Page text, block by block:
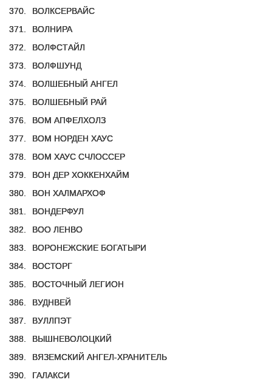
370.
ВОЛКСЕРВАЙС
371.
ВОЛНИРА
372.
ВОЛФСТАЙЛ
373.
ВОЛФШУНД
374.
ВОЛШЕБНЫЙ АНГЕЛ
375.
ВОЛШЕБНЫЙ РАЙ
376.
ВОМ АПФЕЛХОЛЗ
377.
ВОМ НОРДЕН ХАУС
378.
ВОМ ХАУС СЧЛОССЕР
379.
ВОН ДЕР ХОККЕНХАЙМ
380.
ВОН ХАЛМАРХОФ
381.
ВОНДЕРФУЛ
382.
ВОО ЛЕНВО
383.
ВОРОНЕЖСКИЕ БОГАТЫРИ
384.
ВОСТОРГ
385.
ВОСТОЧНЫЙ ЛЕГИОН
386.
ВУДНВЕЙ
387.
ВУЛЛПЭТ
388.
ВЫШНЕВОЛОЦКИЙ
389.
ВЯЗЕМСКИЙ АНГЕЛ-ХРАНИТЕЛЬ
390.
ГАЛАКСИ